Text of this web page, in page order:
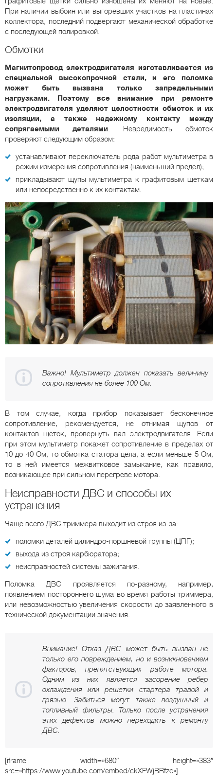
При наличии выбоин или выгоревших участков на пластинах
коллектора, последний подвергают механической обработке
с последующей полировкой.
Обмотки
Магнитопровод электродвигателя изготавливается из
специальной высокопрочной стали, и его поломка
может быть вызвана только запредельными
нагрузками. Поэтому все внимание при ремонте
электродвигателя уделяют целостности обмоток и их
изоляции, а также надежному контакту между
сопрягаемыми деталями. Невредимость обмоток
проверяют следующим образом:
устанавливают переключатель рода работ мультиметра в
режим измерения сопротивления (наименьший предел);
прикладывают щупы мультиметра к графитовым щеткам
или непосредственно к их контактам.
Важно! Мультиметр должен показать величину
сопротивления не более 100 Ом.
В том случае, когда прибор показывает бесконечное
сопротивление, рекомендуется, не отнимая щупов от
контактов щеток, провернуть вал электродвигателя. Если
при этом мультиметр покажет сопротивление в пределах от
10 до 40 Ом, то обмотка статора цела, а если меньше 5 Ом,
то в ней имеется межвитковое замыкание, как правило,
возникающее при сильном перегреве мотора.
Неисправности ДВС и способы их
устранения
Чаще всего ДВС триммера выходит из строя из-за:
поломки деталей цилиндро-поршневой группы (ЦПГ);
выхода из строя карбюратора;
неисправностей системы зажигания.
Поломка ДВС проявляется по-разному, например,
появлением постороннего шума во время работы триммера,
или невозможностью увеличения скорости до заявленного в
технической документации значения.
Внимание! Отказ ДВС может быть вызван не
только его повреждением, но и возникновением
факторов, препятствующих работе мотора.
Одним из них является засорение ребер
охлаждения или решетки стартера травой и
грязью. Забиться могут также воздушный и
топливный фильтры. Только после устранения
этих дефектов можно переходить к ремонту
ДВС.
[iframe width=»680″ height=»383″
src=»https://www.youtube.com/embed/ckXFWjBRfzc»]